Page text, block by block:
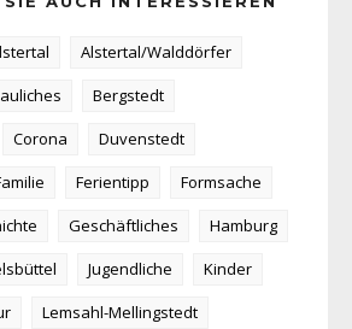
Alstertal/Walddörfer
Bergstedt
Corona
Duvenstedt
Ferientipp
Formsache
Geschäftliches
Hamburg
Jugendliche
Kinder
Lemsahl-Mellingstedt